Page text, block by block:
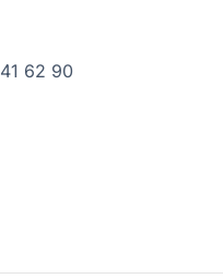
62 90